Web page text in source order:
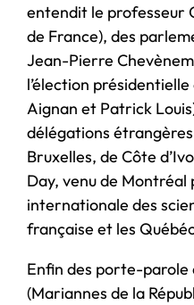
entendit le professeur
de France), des
Jean-Pierre
l’élection
Aignan et Patrick
délégations
Bruxelles, de Côte
Day, venu de
internationale des
française et les
Enfin des porte-parole
(Mariannes de la